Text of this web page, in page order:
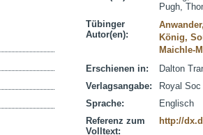
Pugh,
Tübinger
Autor(en):
König,
Maichle-
Erschienen in:
Dalton
Verlagsangabe:
Royal
Sprache:
Englisch
Referenz zum
Volltext:
http://